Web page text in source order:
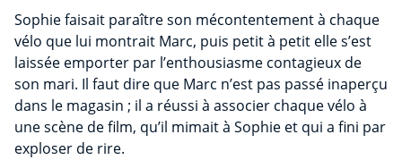
Sophie faisait paraître son mécontentement à chaque
vélo que lui montrait Marc, puis petit à petit elle s’est
laissée emporter par l’enthousiasme contagieux de
son mari. Il faut dire que Marc n’est pas passé inaperçu
dans le magasin ; il a réussi à associer chaque vélo à
une scène de film, qu’il mimait à Sophie et qui a fini par
exploser de rire.